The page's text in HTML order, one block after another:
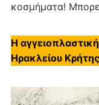
κοσμήματα!
Η
Ηρακλείου Κρήτης